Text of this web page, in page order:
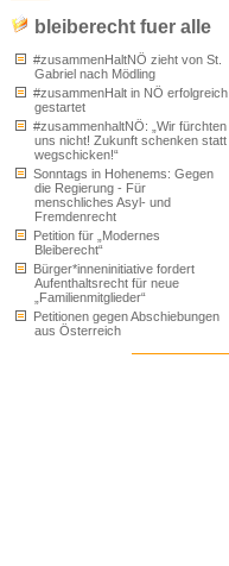
bleiberecht fuer alle
#zusammenHaltNÖ zieht von St.
Gabriel nach Mödling
#zusammenHalt in NÖ erfolgreich
gestartet
#zusammenhaltNÖ: „Wir fürchten
uns nicht! Zukunft schenken statt
wegschicken!“
Sonntags in Hohenems: Gegen
die Regierung - Für
menschliches Asyl- und
Fremdenrecht
Petition für „Modernes
Bleiberecht“
Bürger*inneninitiative fordert
Aufenthaltsrecht für neue
„Familienmitglieder“
Petitionen gegen Abschiebungen
aus Österreich